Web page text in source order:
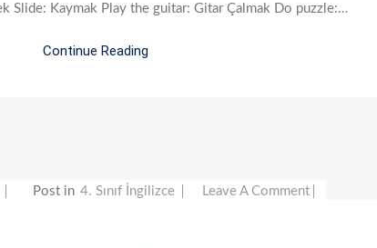
Characters
Slide: Kaymak Play the guitar: Gitar Çalmak Do puzzle:…
Continue Reading
Post in 4. Sınıf İngilizce Leave A Comment